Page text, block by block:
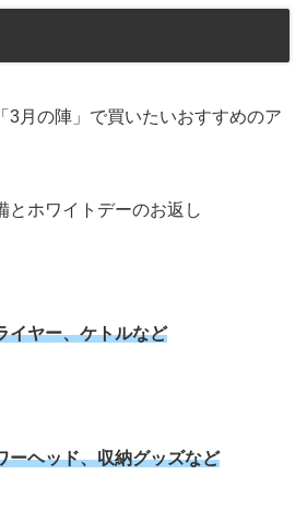
3月の陣」で買いたいおすすめのア
とホワイトデーのお返し
イヤー、ケトルなど
ーヘッド、収納グッズなど